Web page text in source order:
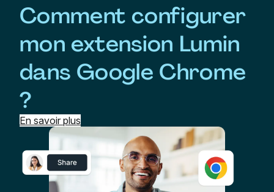
Comment configurer
mon extension Lumin
dans Google Chrome
?
En savoir plus